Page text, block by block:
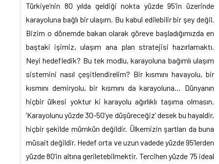
Türkiye’nin 80 yılda geldiği nokta yüzde 95’in üzerinde
karayoluna bağlı bir ulaşım. Bu kabul edilebilir bir şey değil.
Bizim o dönemde bakan olarak göreve başladığımızda en
baştaki işimiz, ulaşım ana plan stratejisi hazırlamaktı.
Neyi hedefledik? Bu tek modlu, karayoluna bağımlı ulaşım
sistemini nasıl çeşitlendirelim? Bir kısmını havayolu, bir
kısmını demiryolu, bir kısmını da karayoluna… Dünyanın
hiçbir ülkesi yoktur ki karayolu ağırlıklı taşıma olmasın.
‘Karayolunu yüzde 30-50’ye düşüreceğiz’ desek bu hayaldir,
hiçbir şekilde mümkün değildir. Ülkemizin şartları da buna
müsait değildir. Hedef orta ve uzun vadede yüzde 95’lerden
yüzde 80’in altına geriletebilmektir. Tercihen yüzde 75 ideal